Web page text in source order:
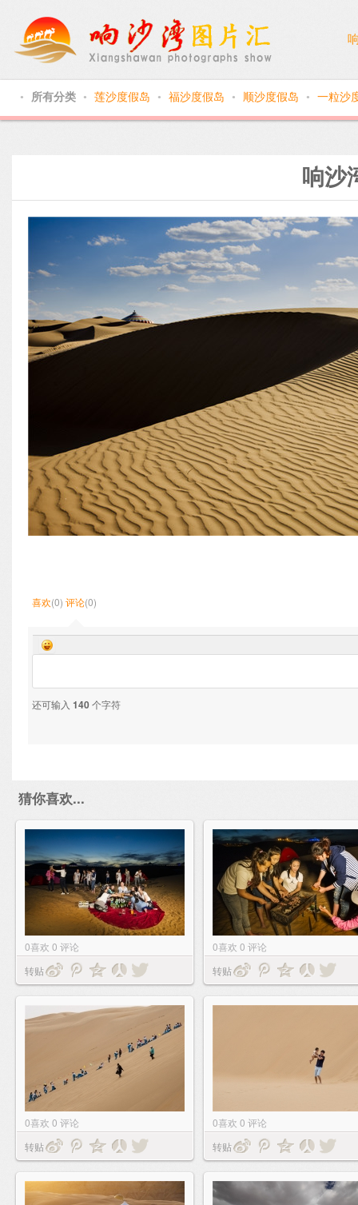
● 所有分类 ● 莲沙度假岛 ● 福沙度假岛 ● 顺沙度假岛 ● 一粒沙
响沙
喜欢(0) 评论(0)
还可输入 140个字符
猜你喜欢...
0喜欢 0 评论
转贴
0喜欢 0 评论
转贴
0喜欢 0 评论
转贴
0喜欢 0 评论
转贴